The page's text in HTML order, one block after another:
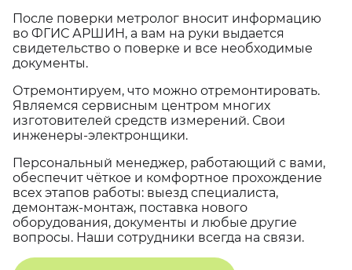
После поверки метролог вносит информацию
во ФГИС АРШИН, а вам на руки выдается
свидетельство о поверке и все необходимые
документы.
Отремонтируем, что можно отремонтировать.
Являемся сервисным центром многих
изготовителей средств измерений. Свои
инженеры-электронщики.
Персональный менеджер, работающий с вами,
обеспечит чёткое и комфортное прохождение
всех этапов работы: выезд специалиста,
демонтаж-монтаж, поставка нового
оборудования, документы и любые другие
вопросы. Наши сотрудники всегда на связи.